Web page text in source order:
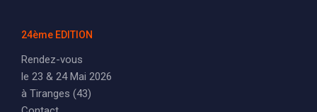
24ème EDITION
Rendez-vous
le 23 & 24 Mai 2026
à Tiranges (43)